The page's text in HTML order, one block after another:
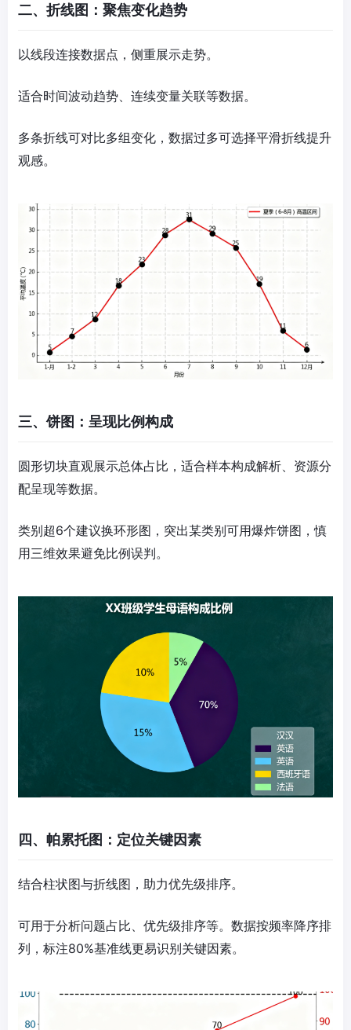
二、折线图：聚焦变化趋势
以线段连接数据点，侧重展示走势。
适合时间波动趋势、连续变量关联等数据。
多条折线可对比多组变化，数据过多可选择平滑折线提升
观感。
三、饼图：呈现比例构成
圆形切块直观展示总体占比，适合样本构成解析、资源分
配呈现等数据。
类别超6个建议换环形图，突出某类别可用爆炸饼图，慎
用三维效果避免比例误判。
四、帕累托图：定位关键因素
结合柱状图与折线图，助力优先级排序。
可用于分析问题占比、优先级排序等。数据按频率降序排
列，标注80%基准线更易识别关键因素。